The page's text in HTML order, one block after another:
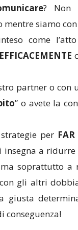
? Non
siamo
come
partner o con
” o avete la
per
insegna a ridurre
soprattutto a
con gli altri
giusta
conseguenza!